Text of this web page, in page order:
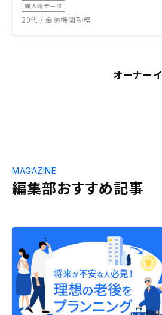
購入時データ
20代 / 金融機関勤務
オーナー
編集部おすすめ記事
MAGAZINE